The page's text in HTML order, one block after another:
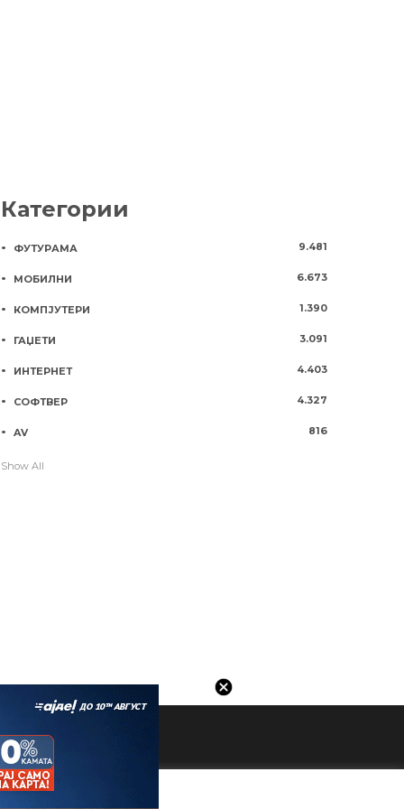
Категории
ФУТУРАМА 9.481
МОБИЛНИ 6.673
КОМПЈУТЕРИ 1.390
ГАЏЕТИ 3.091
ИНТЕРНЕТ 4.403
СОФТВЕР 4.327
AV 816
Show All